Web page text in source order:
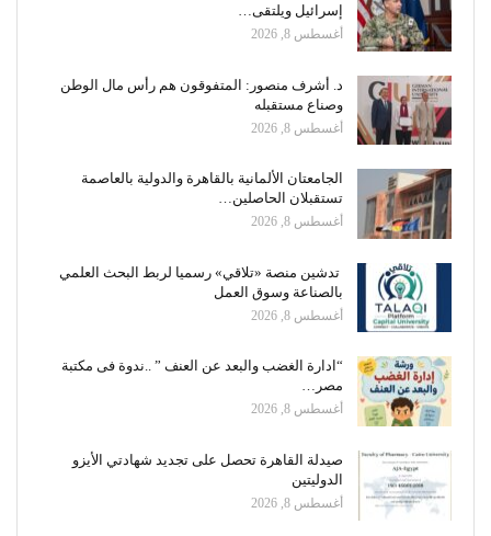
إسرائيل ويلتقى…
أغسطس 8, 2026
د. أشرف منصور: المتفوقون هم رأس مال الوطن
وصناع مستقبله
أغسطس 8, 2026
الجامعتان الألمانية بالقاهرة والدولية بالعاصمة
تستقبلان الحاصلين…
أغسطس 8, 2026
تدشين منصة «تلاقي» رسميا لربط البحث العلمي
بالصناعة وسوق العمل
أغسطس 8, 2026
“ادارة الغضب والبعد عن العنف ” ..ندوة فى مكتبة
مصر…
أغسطس 8, 2026
صيدلة القاهرة تحصل على تجديد شهادتي الأيزو
الدوليتين
أغسطس 8, 2026